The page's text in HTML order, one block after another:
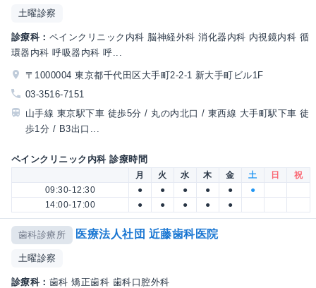
土曜診察
診療科： ペインクリニック内科 脳神経外科 消化器内科 内視鏡内科 循
環器内科 呼吸器内科 呼...
〒1000004 東京都千代田区大手町2-2-1 新大手町ビル1F
03-3516-7151
山手線 東京駅下車 徒歩5分 / 丸の内北口 / 東西線 大手町駅下車 徒
歩1分 / B3出口...
ペインクリニック内科 診療時間
月 火 水 木 金 土 日
祝
09:30-12:30
● ● ● ● ●
●
14:00-17:00
● ● ● ● ●
歯科診療所 医療法人社団 近藤歯科医院
土曜診察
診療科： 歯科 矯正歯科 歯科口腔外科